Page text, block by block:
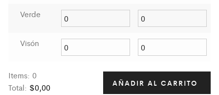
Verde
Visón
Items: 0
Total: $0,00
AÑADIR AL CARRITO